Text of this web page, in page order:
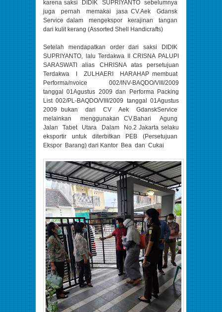
karena saksi DIDIK SUPRIYANTO sebelumnya
juga pernah memakai jasa CV.Aek Gdansk
Service dalam mengekspor kerajinan tangan
dari kulit kerang (Assorted Shell Handicrafts)
Setelah mendapatkan order dari saksi DIDIK
SUPRIYANTO, lalu Terdakwa II CRISNA PALUPI
SARASWATI alias CHRISNA atas persetujuan
Terdakwa I ZULHAERI HARAHAP membuat
Performa/nvoice 002/INV-BAQDO/VIII/2009
tanggal 01Agustus 2009 dan Performa Packing
List 002/PL-BAQDO/VIII/2009 tanggal 01Agustus
2009 bukan dari CV Aek GdanskService
melainkan menggunakan CV.Bahari Agung
Jalan Tabet Utara Dalam No.2 Jakarta selaku
eksportir untuk diterbitkan PEB (Persetujuan
Ekspor Barang) dari Kantor Bea dan Cukai